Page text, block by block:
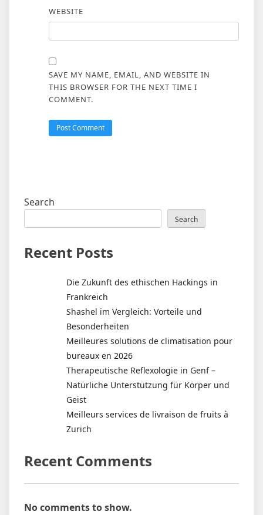
WEBSITE
SAVE MY NAME, EMAIL, AND WEBSITE IN
THIS BROWSER FOR THE NEXT TIME I
COMMENT.
Search
Search
Recent Posts
Die Zukunft des ethischen Hackings in
Frankreich
Shashel im Vergleich: Vorteile und
Besonderheiten
Meilleures solutions de climatisation pour
bureaux en 2026
Therapeutische Reflexologie in Genf –
Natürliche Unterstützung für Körper und
Geist
Meilleurs services de livraison de fruits à
Zurich
Recent Comments
No comments to show.